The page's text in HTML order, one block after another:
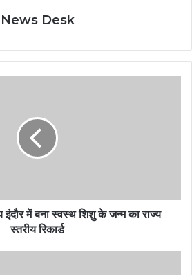
News Desk
इंदौर में बना स्वस्थ शिशु के जन्म का राज्य
स्तरीय रिकार्ड